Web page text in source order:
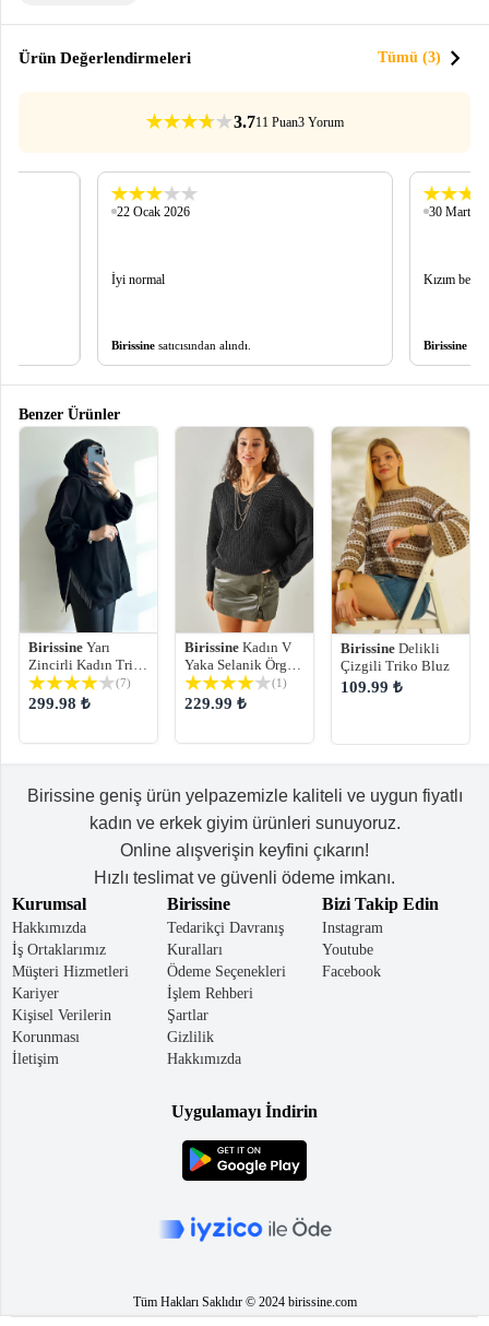
Ürün Değerlendirmeleri Tümü (3) chevron_right
3.711 Puan3 Yorum
22 Ocak 2026
İyi normal
Birissinesatıcısından alındı.
30 Mart
Kızım
Birissine
Benzer Ürünler
Birissine Yarı
Zincirli Kadın Triko
Kazak
(7)
299.98 ₺
Birissine Kadın V
Yaka Selanik Örgü
Oversize Triko
Kazak
(1)
229.99 ₺
Birissine Delikli
Çizgili Triko Bluz
109.99 ₺
Birissine geniş ürün yelpazemizle kaliteli ve uygun fiyatlı
kadın ve erkek giyim ürünleri sunuyoruz.
Online alışverişin keyfini çıkarın!
Hızlı teslimat ve güvenli ödeme imkanı.
Kurumsal
Hakkımızda
İş Ortaklarımız
Müşteri Hizmetleri
Kariyer
Kişisel Verilerin
Korunması
İletişim
Birissine
Tedarikçi Davranış
Kuralları
Ödeme Seçenekleri
İşlem Rehberi
Şartlar
Gizlilik
Hakkımızda
Bizi Takip Edin
Instagram
Youtube
Facebook
Uygulamayı İndirin
Tüm Hakları Saklıdır © 2024 birissine.com